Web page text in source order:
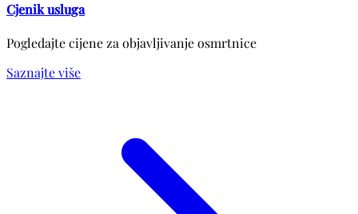
Cjenik usluga
Pogledajte cijene za objavljivanje osmrtnice
Saznajte više